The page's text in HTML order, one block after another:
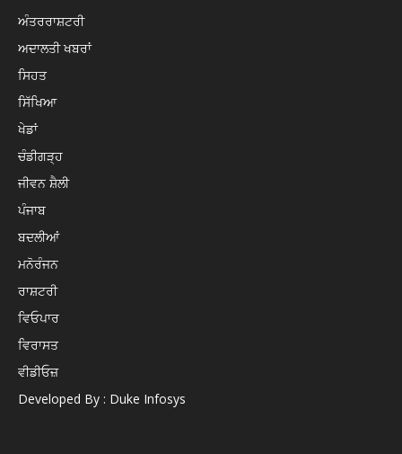
ਅੰਤਰਰਾਸ਼ਟਰੀ
ਅਦਾਲਤੀ ਖਬਰਾਂ
ਸਿਹਤ
ਸਿੱਖਿਆ
ਖੇਡਾਂ
ਚੰਡੀਗੜ੍ਹ
ਜੀਵਨ ਸ਼ੈਲੀ
ਪੰਜਾਬ
ਬਦਲੀਆਂ
ਮਨੋਰੰਜਨ
ਰਾਸ਼ਟਰੀ
ਵਿਓਪਾਰ
ਵਿਰਾਸਤ
ਵੀਡੀਓਜ਼
Developed By : Duke Infosys